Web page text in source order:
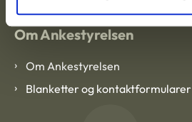
Om Ankestyrelsen
Om Ankestyrelsen
Blanketter og kontaktformularer